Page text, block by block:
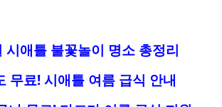
시애틀 불꽃놀이 명소 총정리
무료! 시애틀 여름 급식 안내